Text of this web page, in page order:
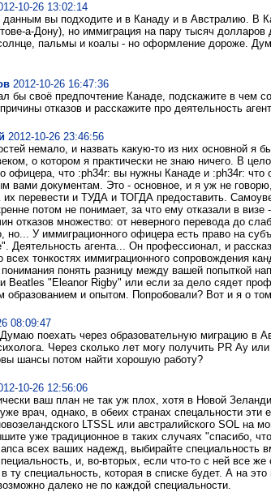
10-26 13:02:14
вы подходите и в Канаду и в Австралию. В
а-Дону), но иммиграция на пару тысяч
пальмы и коалы - но оформление дороже.
2012-10-26 16:47:36
бы своё предпочтение Канаде, подскажите в чем
отказов и расскажите про деятельность
2012-10-26 23:46:56
немало, и назвать какую-то из них основной я
о котором я практически не знаю ничего. В
офицера, что :ph34r: вы нужны Канаде и :ph34r: что
вами документам. Это - основное, и я уж не
перевести и ТУДА и ТОГДА предоставить.
потом не понимает, за что ему отказали в
отказов множество: от неверного перевода до
но... У иммиграционного офицера есть право на
Деятельность агента... Он профессионал, и
тонкостях иммиграционного сопровождения
понять разницу между вашей попыткой
Beatles "Eleanor Rigby" или если за дело сядет
образованием и опытом. Попробовали? Вот и я о
08:09:47
поехать через образовательную миграцию в
Через сколько лет могу получить PR Ау
шансы потом найти хорошую работу?
10-26 12:56:06
ваш план не так уж плох, хотя в Новой
врач, однако, в обеих странах спецальности эти
LTSSL или австралийского SOL на
уже традиционное в таких случаях "спасибо,
всех ваших надежд, выбирайте специальность
и, во-вторых, если что-то с ней все
ту специальность, которая в списке будет. А на
далеко не по каждой специальности.